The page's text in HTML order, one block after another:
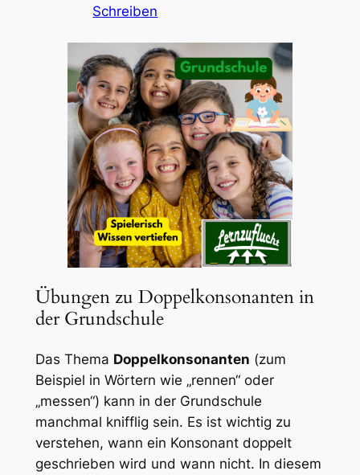
Schreiben
Übungen zu Doppelkonsonanten in
der Grundschule
Das Thema Doppelkonsonanten (zum
Beispiel in Wörtern wie „rennen“ oder
„messen“) kann in der Grundschule
manchmal knifflig sein. Es ist wichtig zu
verstehen, wann ein Konsonant doppelt
geschrieben wird und wann nicht. In diesem